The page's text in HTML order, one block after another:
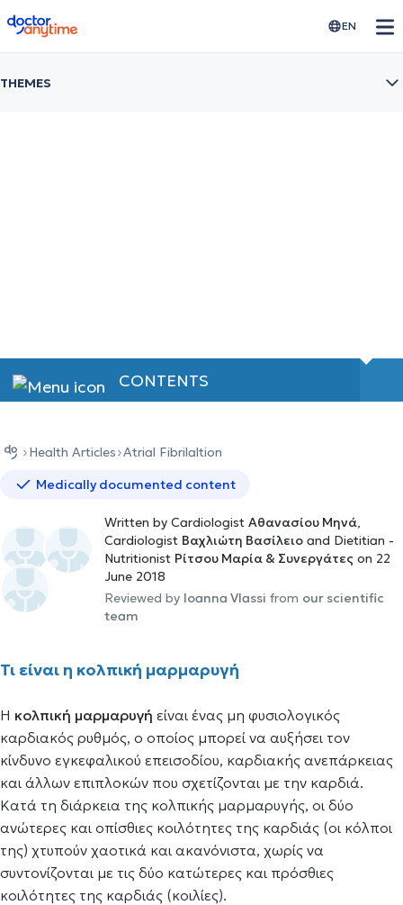
doctoranytime EN
THEMES
CONTENTS
Health Αrticles Atrial Fibrilaltion
Medically documented content
Written by Cardiologist Αθανασίου Μηνά,
Cardiologist Βαχλιώτη Βασίλειο and Dietitian -
Nutritionist Ρίτσου Μαρία & Συνεργάτες on 22
June 2018
Reviewed by Ioanna Vlassi from our scientific
team
Τι είναι η κολπική μαρμαρυγή
Η κολπική μαρμαρυγή είναι ένας μη φυσιολογικός
καρδιακός ρυθμός, ο οποίος μπορεί να αυξήσει τον
κίνδυνο εγκεφαλικού επεισοδίου, καρδιακής ανεπάρκειας
και άλλων επιπλοκών που σχετίζονται με την καρδιά.
Κατά τη διάρκεια της κολπικής μαρμαρυγής, οι δύο
ανώτερες και οπίσθιες κοιλότητες της καρδιάς (οι κόλποι
της) χτυπούν χαοτικά και ακανόνιστα, χωρίς να
συντονίζονται με τις δύο κατώτερες και πρόσθιες
κοιλότητες της καρδιάς (κοιλίες).